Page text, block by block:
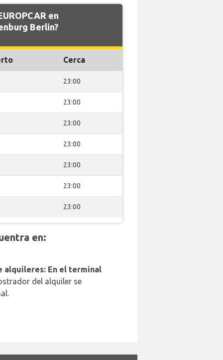
en
Berlin?
Cerca
23:00
23:00
23:00
23:00
23:00
23:00
23:00
en:
alquileres: En el terminal
del alquiler se